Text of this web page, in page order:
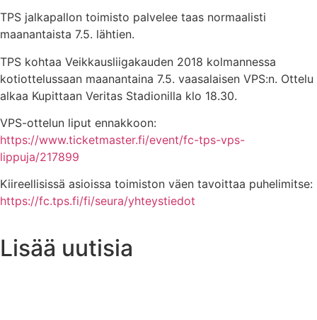
TPS jalkapallon toimisto palvelee taas normaalisti
maanantaista 7.5. lähtien.
TPS kohtaa Veikkausliigakauden 2018 kolmannessa
kotiottelussaan maanantaina 7.5. vaasalaisen VPS:n. Ottelu
alkaa Kupittaan Veritas Stadionilla klo 18.30.
VPS-ottelun liput ennakkoon:
https://www.ticketmaster.fi/event/fc-tps-vps-
lippuja/217899
Kiireellisissä asioissa toimiston väen tavoittaa puhelimitse:
https://fc.tps.fi/fi/seura/yhteystiedot
Lisää uutisia